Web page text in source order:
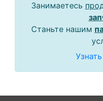
Занимаетесь
Станьте нашим